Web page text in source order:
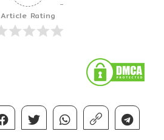
Article Rating